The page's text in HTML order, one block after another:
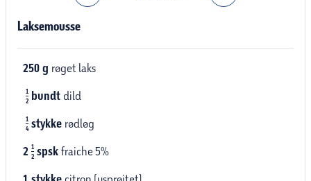
Laksemousse
250 g røget laks
1
2
bundt dild
1
4 stykke rødløg
2 1
2 spsk fraiche 5%